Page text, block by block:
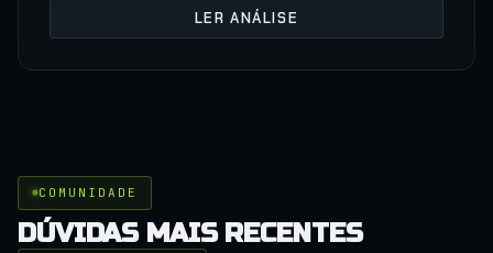
LER ANÁLISE
COMUNIDADE
DÚVIDAS MAIS RECENTES